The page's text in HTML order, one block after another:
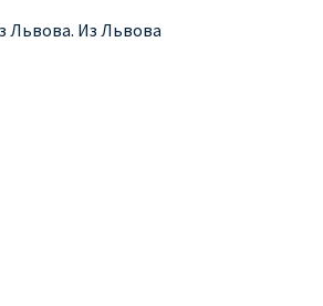
Львова. Из Львова